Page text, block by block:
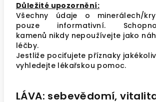
Důležité upozornění:
Všechny údaje o minerálech/
pouze informativní.
kamenů nikdy nepoužívejte jako
léčby.
Jestliže pociťujete příznaky
vyhledejte lékařskou pomoc.
LÁVA: sebevědomí,